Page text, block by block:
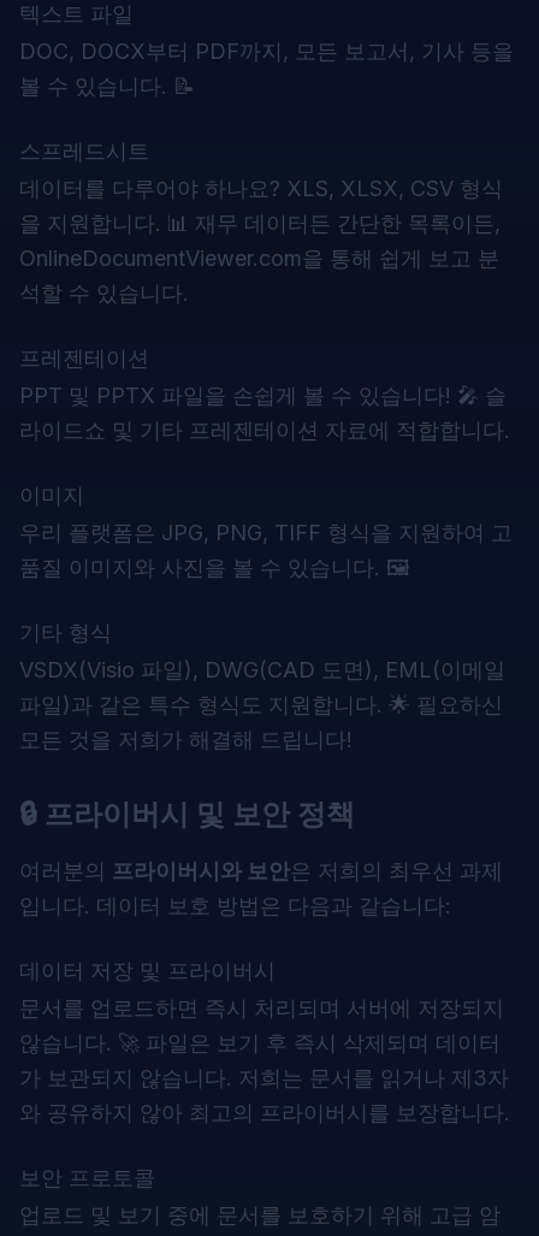
텍스트 파일
DOC, DOCX부터 PDF까지, 모든 보고서, 기사 등을
볼 수 있습니다. 📝
스프레드시트
데이터를 다루어야 하나요? XLS, XLSX, CSV 형식
을 지원합니다. 📊 재무 데이터든 간단한 목록이든,
OnlineDocumentViewer.com을 통해 쉽게 보고 분
석할 수 있습니다.
프레젠테이션
PPT 및 PPTX 파일을 손쉽게 볼 수 있습니다! 🎤 슬
라이드쇼 및 기타 프레젠테이션 자료에 적합합니다.
이미지
우리 플랫폼은 JPG, PNG, TIFF 형식을 지원하여 고
품질 이미지와 사진을 볼 수 있습니다. 🖼️
기타 형식
VSDX(Visio 파일), DWG(CAD 도면), EML(이메일
파일)과 같은 특수 형식도 지원합니다. 🌟 필요하신
모든 것을 저희가 해결해 드립니다!
🔒 프라이버시 및 보안 정책
여러분의 프라이버시와 보안은 저희의 최우선 과제
입니다. 데이터 보호 방법은 다음과 같습니다:
데이터 저장 및 프라이버시
문서를 업로드하면 즉시 처리되며 서버에 저장되지
않습니다. 🚀 파일은 보기 후 즉시 삭제되며 데이터
가 보관되지 않습니다. 저희는 문서를 읽거나 제3자
와 공유하지 않아 최고의 프라이버시를 보장합니다.
보안 프로토콜
업로드 및 보기 중에 문서를 보호하기 위해 고급 암